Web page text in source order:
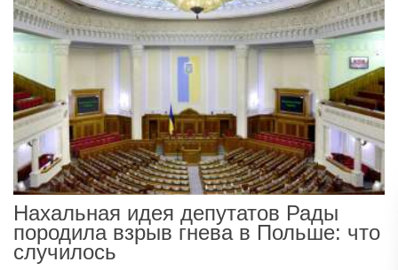
Нахальная идея депутатов Рады
породила взрыв гнева в Польше: что
случилось